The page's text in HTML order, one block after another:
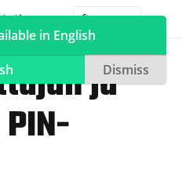
ja
in English
Dismiss